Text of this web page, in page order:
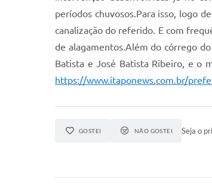
períodos chuvosos.Para isso, logo
canalização do referido. E com
de alagamentos.Além do córrego
Batista e José Batista Ribeiro, e o
https://www.itaponews.com.br/
GOSTEI NÃO GOSTEI Seja o